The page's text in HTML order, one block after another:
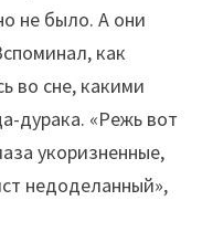
не было. А они
как
во сне, какими
дурака. «Режь вот
укоризненные,
недоделанный»,